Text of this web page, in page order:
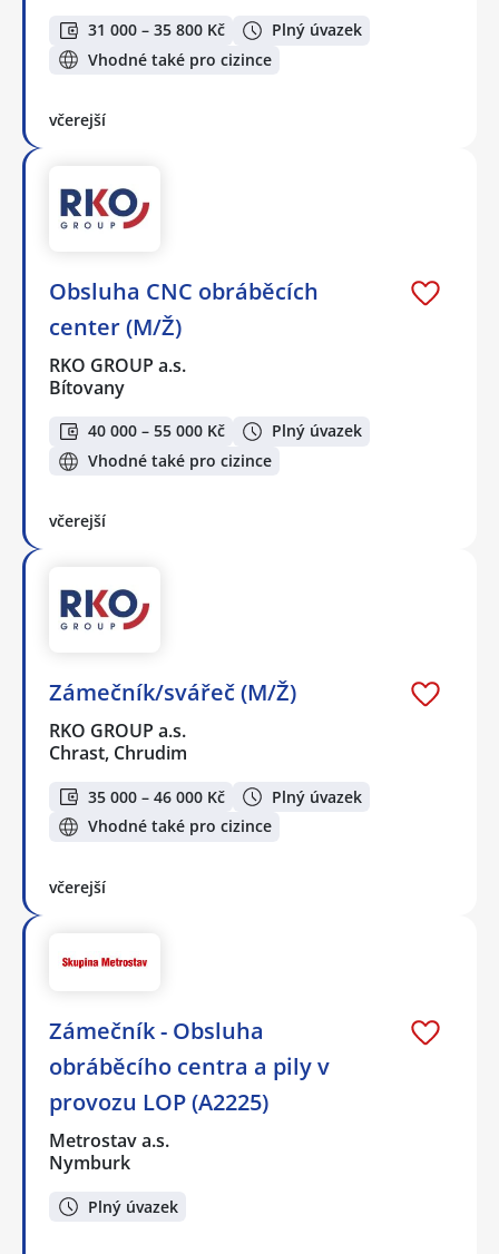
31 000 – 35 800 Kč
Plný úvazek
Vhodné také pro cizince
včerejší
Obsluha CNC obráběcích
center (M/Ž)
RKO GROUP a.s.
Bítovany
40 000 – 55 000 Kč
Plný úvazek
Vhodné také pro cizince
včerejší
Zámečník/svářeč (M/Ž)
RKO GROUP a.s.
Chrast, Chrudim
35 000 – 46 000 Kč
Plný úvazek
Vhodné také pro cizince
včerejší
Zámečník - Obsluha
obráběcího centra a pily v
provozu LOP (A2225)
Metrostav a.s.
Nymburk
Plný úvazek